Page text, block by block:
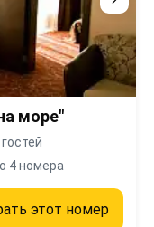
море"
4 номера
этот номер